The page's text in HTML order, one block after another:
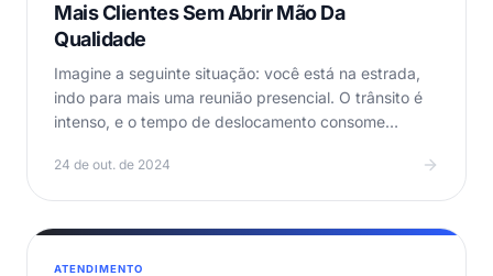
Mais Clientes Sem Abrir Mão Da
Qualidade
Imagine a seguinte situação: você está na estrada,
indo para mais uma reunião presencial. O trânsito é
intenso, e o tempo de deslocamento consome
24 de out. de 2024
ATENDIMENTO